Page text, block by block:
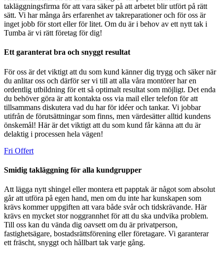
takläggningsfirma för att vara säker på att arbetet blir utfört på rätt
sätt. Vi har många års erfarenhet av takreparationer och för oss är
inget jobb för stort eller för litet. Om du är i behov av ett nytt tak i
Tumba är vi rätt företag för dig!
Ett garanterat bra och snyggt resultat
För oss är det viktigt att du som kund känner dig trygg och säker när
du anlitar oss och därför ser vi till att alla våra montörer har en
ordentlig utbildning för ett så optimalt resultat som möjligt. Det enda
du behöver göra är att kontakta oss via mail eller telefon för att
tillsammans diskutera vad du har för idéer och tankar. Vi jobbar
utifrån de förutsättningar som finns, men värdesätter alltid kundens
önskemål! Här är det viktigt att du som kund får känna att du är
delaktig i processen hela vägen!
Fri Offert
Smidig takläggning för alla kundgrupper
Att lägga nytt shingel eller montera ett papptak är något som absolut
går att utföra på egen hand, men om du inte har kunskapen som
krävs kommer uppgiften att vara både svår och tidskrävande. Här
krävs en mycket stor noggrannhet för att du ska undvika problem.
Till oss kan du vända dig oavsett om du är privatperson,
fastighetsägare, bostadsrättsförening eller företagare. Vi garanterar
ett fräscht, snyggt och hållbart tak varje gång.